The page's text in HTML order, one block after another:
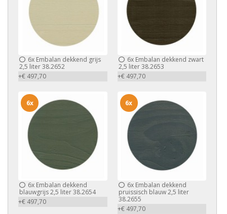
6x Embalan dekkend grijs
2,5 liter 38.2652
+€ 497,70
6xEmbalan dekkend zwart
2,5 liter 38.2653
+€ 497,70
6x Embalan dekkend
blauwgrijs 2,5 liter 38.2654
+€ 497,70
6x
6xEmbalan dekkend
pruissisch blauw 2,5 liter
38.2655
+€ 497,70
6x